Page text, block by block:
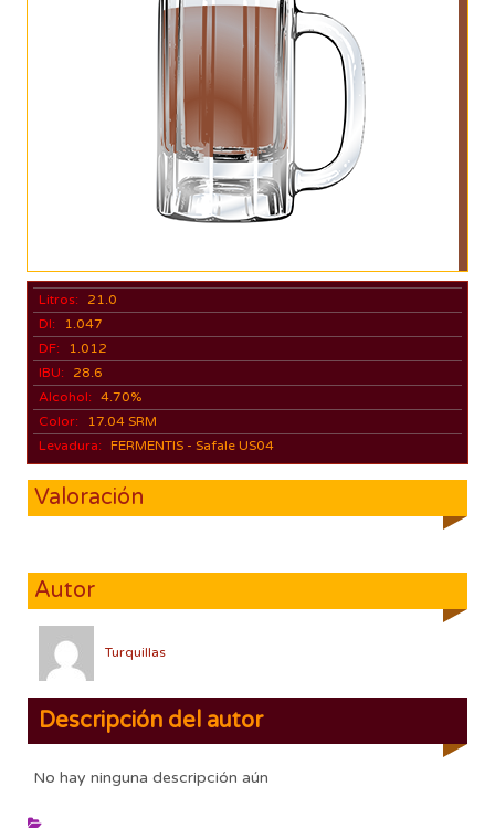
Litros:
21.0
DI:
1.047
DF:
1.012
IBU:
28.6
Alcohol: 4.70%
Color:
17.04 SRM
Levadura: FERMENTIS - Safale US04
Valoración
Autor
Turquillas
Descripción del autor
No hay ninguna descripción aún